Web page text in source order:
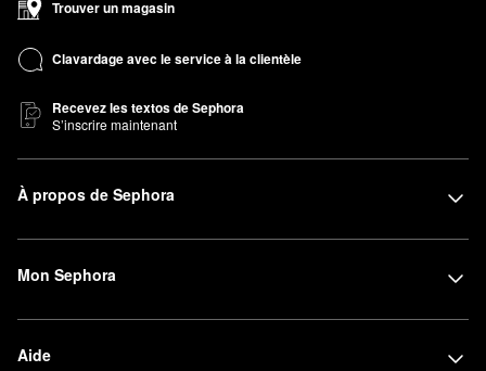
Trouver un magasin
Clavardage avec le service à la clientèle
Recevez les textos de Sephora
S’inscrire maintenant
À propos de Sephora
Mon Sephora
Aide